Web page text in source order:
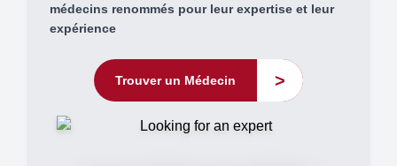
médecins renommés pour leur expertise et leur
expérience
Trouver un Médecin >